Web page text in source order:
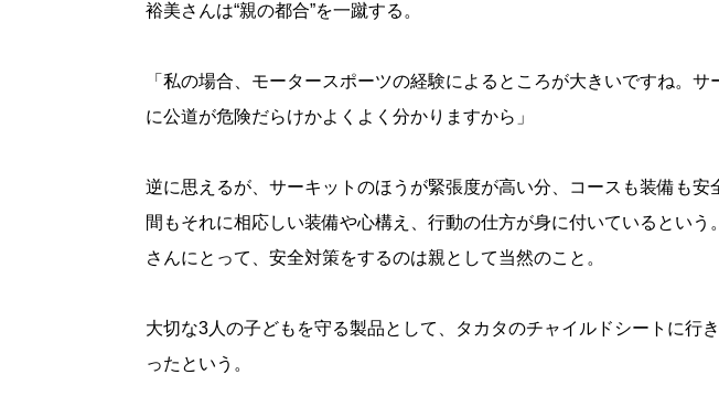
裕美さんは“親の都合”を一蹴する。
「私の場合、モータースポーツの経験によるところが大きいですね。
に公道が危険だらけかよくよく分かりますから」
逆に思えるが、サーキットのほうが緊張度が高い分、コースも装備も安
間もそれに相応しい装備や心構え、行動の仕方が身に付いているという
さんにとって、安全対策をするのは親として当然のこと。
大切な3人の子どもを守る製品として、タカタのチャイルドシートに行
ったという。